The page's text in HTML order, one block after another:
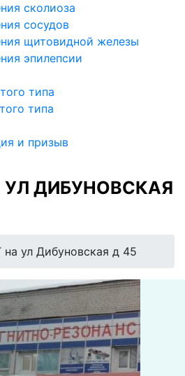
сколиоза
сосудов
щитовидной железы
эпилепсии
типа
типа
и призыв
ДИБУНОВСКАЯ
ул Дибуновская д 45